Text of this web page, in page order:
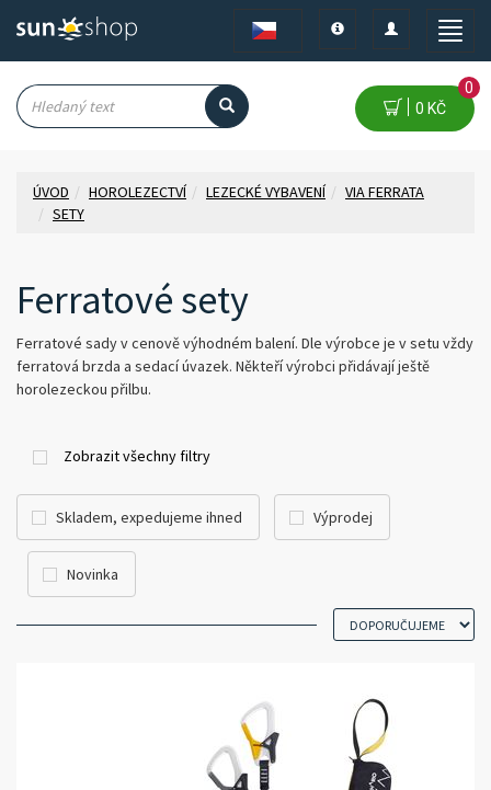
Toggle
Toggle
navigation
Toggle
0 KČ
0
ÚVOD HOROLEZECTVÍ LEZECKÉ VYBAVENÍ
VIA FERRATA
SETY
Ferratové sety
Ferratové sady v cenově výhodném balení. Dle výrobce je v setu vždy
ferratová brzda a sedací úvazek. Někteří výrobci přidávají ještě
horolezeckou přilbu.
Zobrazit všechny filtry
Skladem, expedujeme ihned Výprodej
Novinka